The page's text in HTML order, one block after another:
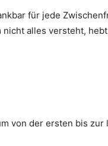
für jede
alles versteht,
von der ersten bis zur